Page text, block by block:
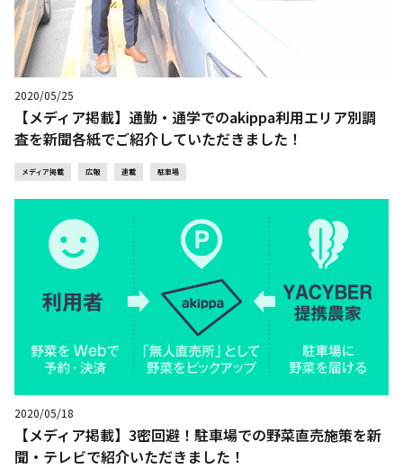
2020/05/25
【メディア掲載】通勤・通学でのakippa利用エリア別調
査を新聞各紙でご紹介していただきました！
メディア掲載 広報 連載 駐車場
2020/05/18
【メディア掲載】3密回避！駐車場での野菜直売施策を新
聞・テレビで紹介いただきました！